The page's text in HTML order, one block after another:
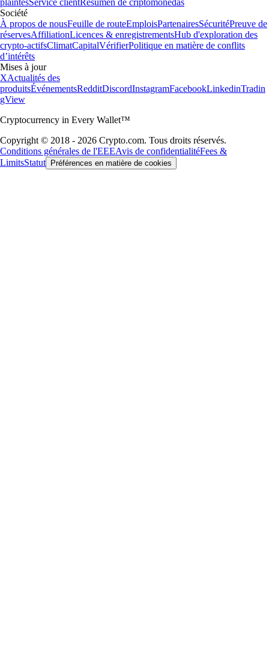
plaintesService clientResumen de criptomonedas
Société
À propos de nousFeuille de routeEmploisPartenairesSécuritéPreuve de
réservesAffiliationLicences & enregistrementsHub d'exploration des
crypto-actifsClimatCapitalVérifierPolitique en matière de conflits
d’intérêts
Mises à jour
XActualités des
produitsÉvénementsRedditDiscordInstagramFacebookLinkedinTradin
gView
Cryptocurrency in Every Wallet™
Copyright © 2018 - 2026 Crypto.com. Tous droits réservés.
Conditions générales de l'EEEAvis de confidentialitéFees &
LimitsStatut Préférences en matière de cookies